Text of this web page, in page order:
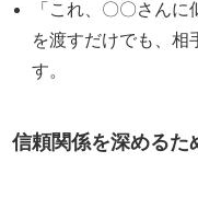
「これ、〇〇さん
を渡すだけでも、相
す。
信頼関係を深めるた